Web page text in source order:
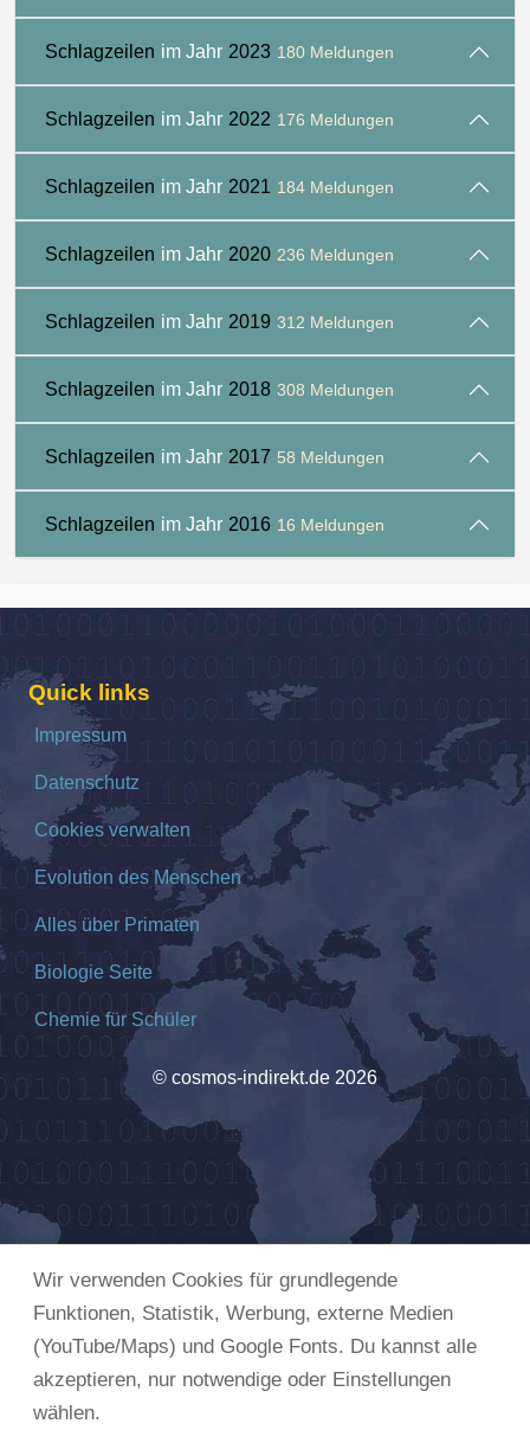
Wir verwenden Cookies für grundlegende
Funktionen, Statistik, Werbung, externe Medien
(YouTube/Maps) und Google Fonts. Du kannst alle
akzeptieren, nur notwendige oder Einstellungen
wählen.
Schlagzeilen im Jahr 2023 180 Meldungen
Schlagzeilen im Jahr 2022 176 Meldungen
Schlagzeilen im Jahr 2021 184 Meldungen
Schlagzeilen im Jahr 2020 236 Meldungen
Schlagzeilen im Jahr 2019 312 Meldungen
Schlagzeilen im Jahr 2018 308 Meldungen
Schlagzeilen im Jahr 2017 58 Meldungen
Schlagzeilen im Jahr 2016 16 Meldungen
Quick links
Impressum
Datenschutz
Cookies verwalten
Evolution des Menschen
Alles über Primaten
Biologie Seite
Chemie für Schüler
© cosmos-indirekt.de 2026